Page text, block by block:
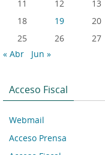
11
12 13
18
19 20
25
26 27
« Abr
Jun »
Acceso Fiscal
Webmail
Acceso Prensa